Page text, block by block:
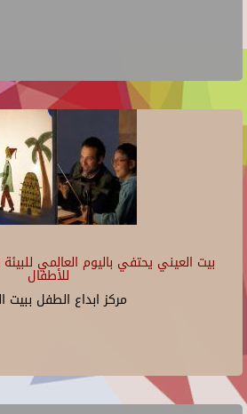
بيت العيني يحتفي باليوم العالمي
للأطفال
مركز ابداع الطفل ببيت